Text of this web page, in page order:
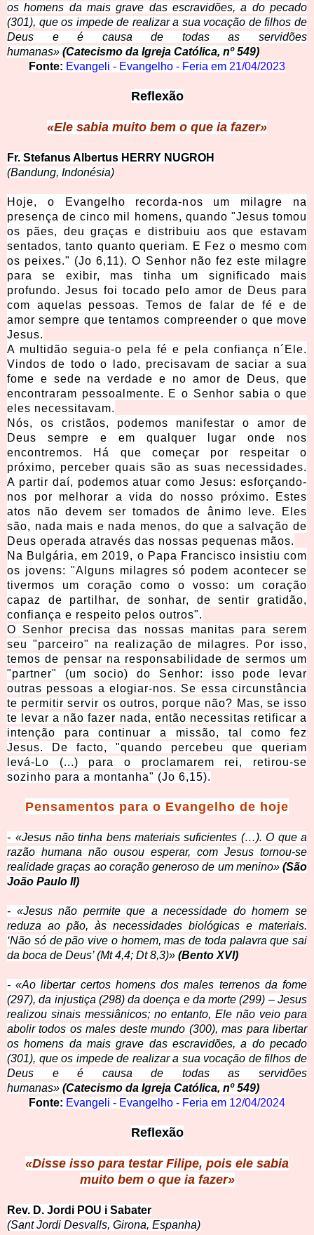
os homens da mais grave das escravidões, a do pecado
(301), que os impede de realizar a sua vocação de filhos de
Deus e é causa de todas as servidões
humanas» (Catecismo da Igreja Católica, nº 549)
Fonte: Evangeli - Evangelho - Feria em 21/04/2023
Reflexão
«Ele sabia muito bem o que ia fazer»
Fr. Stefanus Al bertus HERRY NUGROH
(Bandung, Indonésia)
Hoje, o Evangelho recorda-nos um milagre na
presença de cinco mil homens, quando "Jesus tomou
os pães, deu graças e distribuiu aos que estavam
sentados, tanto quanto queriam. E Fez o mesmo com
os peixes." (Jo 6,11). O Senhor não fez este milagre
para se exibir, mas tinha um significado mais
profundo. Jesus foi tocado pelo amor de Deus para
com aquelas pessoas. Temos de falar de fé e de
amor sempre que tentamos compreender o que move
Jesus.
A multidão seguia-o pela fé e pela confiança n´Ele.
Vindos de todo o lado, precisavam de saciar a sua
fome e sede na verdade e no amor de Deus, que
encontraram pessoalmente. E o Senhor sabia o que
eles necessitavam.
Nós, os cristãos, podemos manifestar o amor de
Deus sempre e em qualquer lugar onde nos
encontremos. Há que começar por respeitar o
próximo, perceber quais são as suas necessidades.
A partir daí, podemos atuar como Jesus: esforçando-
nos por melhorar a vida do nosso próximo. Estes
atos não devem ser tomados de ânimo leve. Eles
são, nada mais e nada menos, do que a salvação de
Deus operada através das nossas pequenas mãos.
Na Bulgária, em 2019, o Papa Francisco insistiu com
os jovens: "Alguns milagres só podem acontecer se
tivermos um coração como o vosso: um coração
capaz de partilhar, de sonhar, de sentir gratidão,
confiança e respeito pelos outros".
O Senhor precisa das nossas manitas para serem
seu "parceiro" na realização de milagres. Por isso,
temos de pensar na responsabilidade de sermos um
"partner" (um socio) do Senhor: isso pode levar
outras pessoas a elogiar-nos. Se essa circunstância
te permitir servir os outros, porque não? Mas, se isso
te levar a não fazer nada, então necessitas retificar a
intenção para continuar a missão, tal como fez
Jesus. De facto, "quando percebeu que queriam
levá-Lo (...) para o proclamarem rei, retirou-se
sozinho para a montanha" (Jo 6,15).
Pensamentos para o Evangelho de hoje
-«Jesus não tinha bens materiais suficientes (…). O que a
razão humana não ousou esperar, com Jesus tornou-se
realidade graças ao coração generoso de um menino» (São
João Paulo II)
- «Jesus não permite que a necessidade do homem se
reduza ao pão, às necessidades biológicas e materiais.
‘Não só de pão vive o homem, mas de toda palavra que sai
da boca de Deus’ (Mt 4,4; Dt 8,3)» (Bento XVI)
- «Ao libertar certos homens dos males terrenos da fome
(297), da injustiça (298) da doença e da morte (299) – Jesus
realizou sinais messiânicos; no entanto, Ele não veio para
abolir todos os males deste mundo (300), mas para libertar
os homens da mais grave das escravidões, a do pecado
(301), que os impede de realizar a sua vocação de filhos de
Deus e é causa de todas as servidões
humanas» (Catecismo da Igreja Católica, nº 549)
Fonte: Evangeli - Evangelho - Feria em 12/04/2024
Reflexão
«Disse isso para testar Filipe, pois ele sabia
muito bem o que ia fazer»
Rev. D. Jord i POU i Sabater
(Sant Jordi Desvalls, Girona, Espanha)